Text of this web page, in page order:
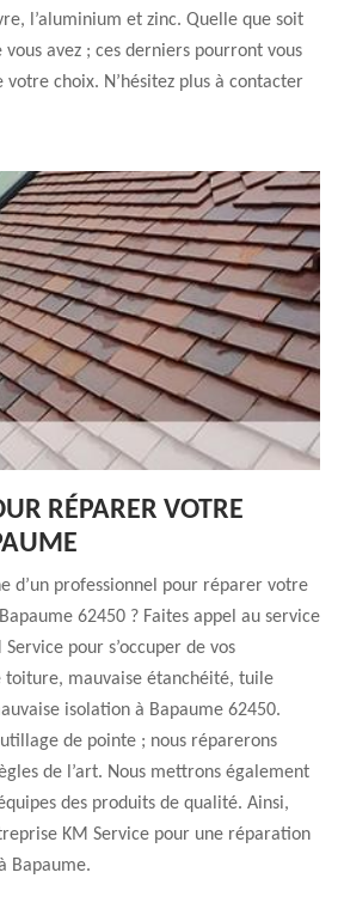
l’aluminium et zinc. Quelle que soit
avez ; ces derniers pourront vous
choix. N’hésitez plus à contacter
RÉPARER VOTRE
d’un professionnel pour réparer votre
62450 ? Faites appel au service
pour s’occuper de vos
toiture, mauvaise étanchéité, tuile
isolation à Bapaume 62450.
de pointe ; nous réparerons
de l’art. Nous mettrons également
des produits de qualité. Ainsi,
KM Service pour une réparation
Bapaume.